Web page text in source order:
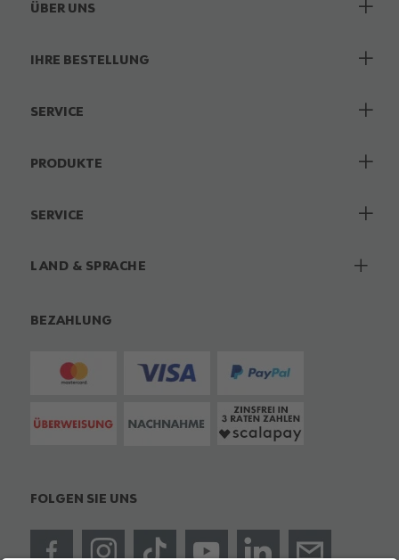
ÜBER UNS
IHRE BESTELLUNG
SERVICE
PRODUKTE
SERVICE
LAND & SPRACHE
BEZAHLUNG
FOLGEN SIE UNS